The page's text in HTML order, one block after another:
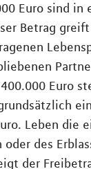
Euro sind in
Betrag
Euro
Leben die
oder des
der